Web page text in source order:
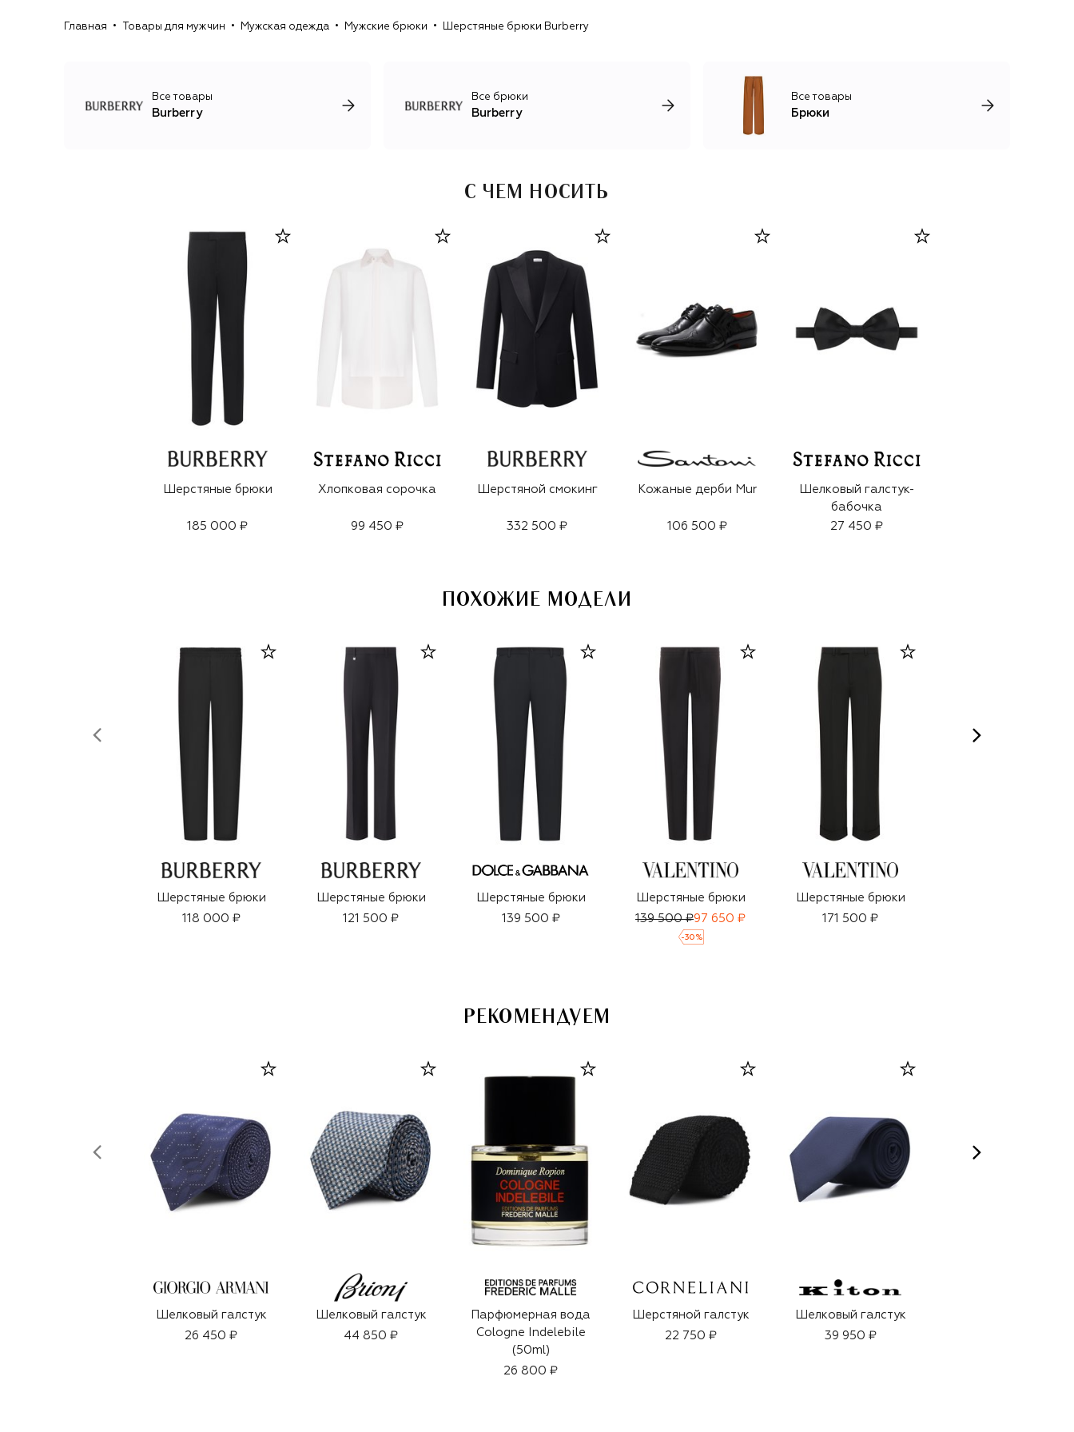
К 2020-м годам Burberry подошел в статусе модной
вектор развития марки сегодня определяет креативный
директор Дэниел Ли, который вывел консервативный
Главная Товары для мужчин Мужская одежда Мужские брюки Шерстяные брюки Burberry
Все товары
Burberry
Все брюки
Burberry
Все товары
Брюки
С ЧЕМ НОСИТЬ
Шерстяные брюки
185 000 ₽
Хлопковая сорочка
99 450 ₽
Шерстяной смокинг
332 500 ₽
Кожаные дерби Mur
106 500 ₽
Шелковый галстук-
бабочка
27 450 ₽
ПОХОЖИЕ МОДЕЛИ
Шерстяные брюки
118 000 ₽
Шерстяные брюки
121 500 ₽
Шерстяные брюки
139 500 ₽
Шерстяные брюки
139 500 ₽97 650 ₽
-30 %
Шерстяные брюки
171 500 ₽
РЕКОМЕНДУЕМ
Шелковый галстук
26 450 ₽
Шелковый галстук
44 850 ₽
Парфюмерная вода
Cologne Indelebile
(50ml)
26 800 ₽
Шерстяной галстук
22 750 ₽
Шелковый галстук
39 950 ₽